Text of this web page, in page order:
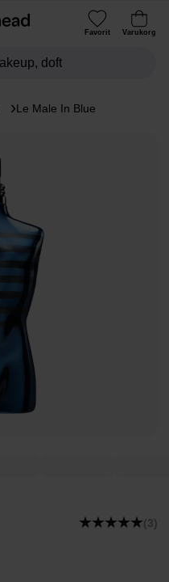
Favorit Varukorg
Le Male In Blue
(3)